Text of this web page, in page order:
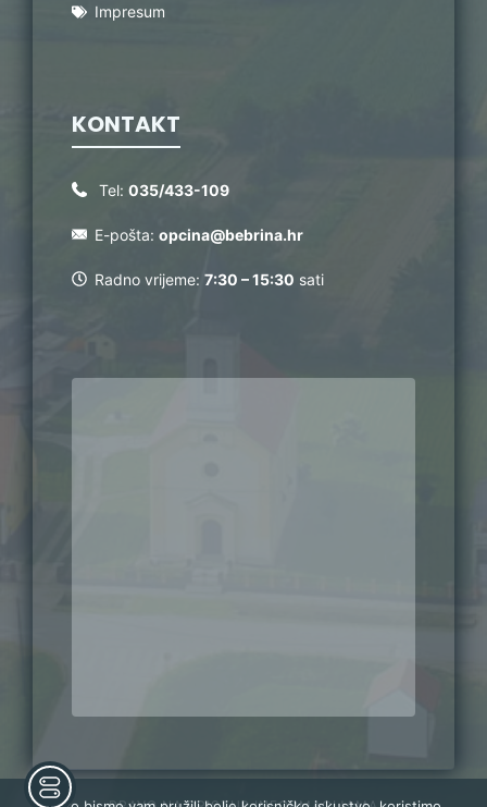
Impresum
KONTAKT
Tel: 035/433-109
E-pošta: opcina@bebrina.hr
Radno vrijeme: 7:30 – 15:30 sati